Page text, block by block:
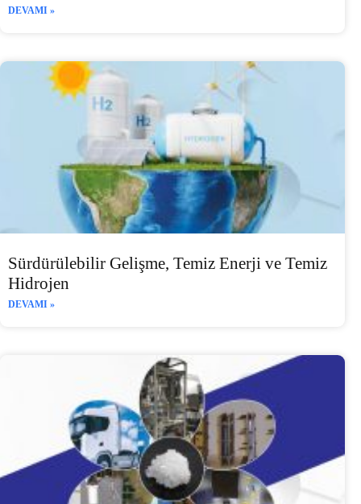
DEVAMI »
Sürdürülebilir Gelişme, Temiz Enerji ve Temiz
Hidrojen
DEVAMI »